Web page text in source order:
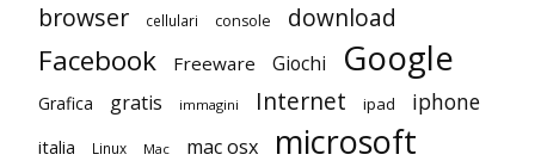
browser cellulari console download
Facebook Freeware Giochi Google
Grafica gratis immagini Internet ipad iphone
italia Linux Mac mac osx microsoft